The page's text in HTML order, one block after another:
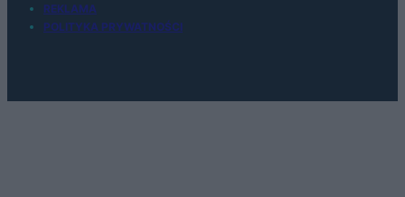
REKLAMA
POLITYKA PRYWATNOŚCI